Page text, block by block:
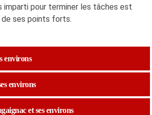
imparti pour terminer les tâches est
de ses points forts.
environs
environs
et ses environs